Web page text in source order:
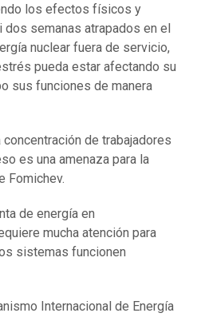
los efectos físicos y
semanas atrapados en el
nuclear fuera de servicio,
pueda estar afectando su
sus funciones de manera
de trabajadores
es una amenaza para la
Fomichev.
de energía en
mucha atención para
sistemas funcionen
Internacional de Energía